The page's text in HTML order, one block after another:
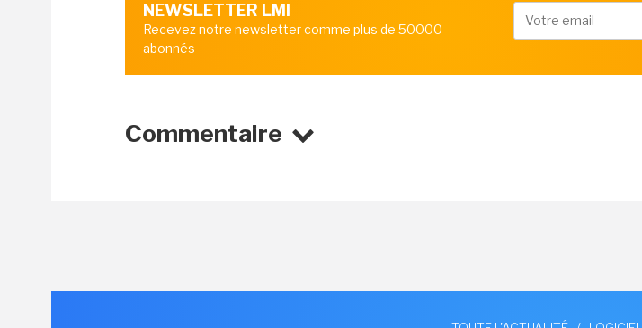
NEWSLETTER LMI
Recevez notre newsletter comme plus de 50000
abonnés
Commentaire